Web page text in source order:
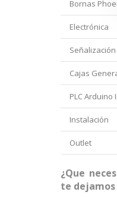
Bornas
Electrónica
Cajas
PLC Arduino
Instalación
Outlet
¿Que
te dejamos